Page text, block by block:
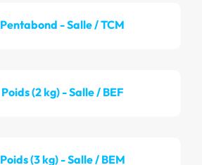
Pentabond - Salle / TCM
Poids (2 kg) - Salle / BEF
Poids (3 kg) - Salle / BEM